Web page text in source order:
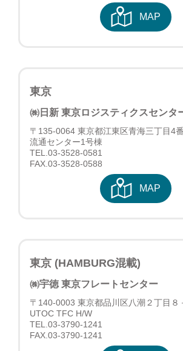
MAP
東京
㈱日新 東京ロジスティクスセンタ
〒135-0064 東京都江東区青海三丁目4
流通センター1号棟
TEL.03-3528-0581
FAX.03-3528-0588
MAP
東京 (HAMBURG混載)
㈱宇徳 東京フレートセンター
〒140-0003 東京都品川区八潮２丁目８
UTOC TFC H/W
TEL.03-3790-1241
FAX.03-3790-1241